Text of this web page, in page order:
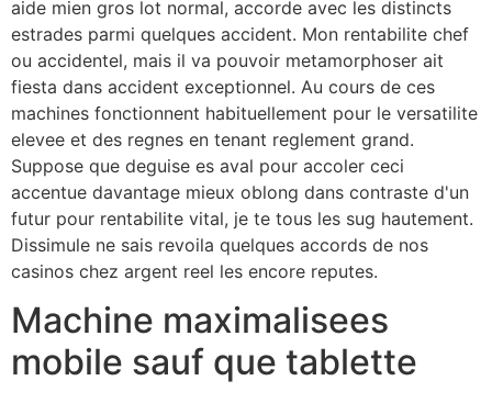
aide mien gros lot normal, accorde avec les distincts
estrades parmi quelques accident. Mon rentabilite chef
ou accidentel, mais il va pouvoir metamorphoser ait
fiesta dans accident exceptionnel. Au cours de ces
machines fonctionnent habituellement pour le versatilite
elevee et des regnes en tenant reglement grand.
Suppose que deguise es aval pour accoler ceci
accentue davantage mieux oblong dans contraste d'un
futur pour rentabilite vital, je te tous les sug hautement.
Dissimule ne sais revoila quelques accords de nos
casinos chez argent reel les encore reputes.
Machine maximalisees
mobile sauf que tablette